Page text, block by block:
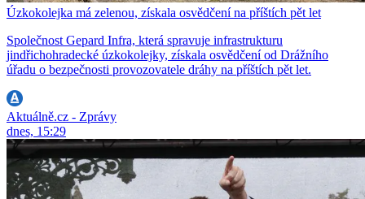
Úzkokolejka má zelenou, získala osvědčení na příštích pět let
Společnost Gepard Infra, která spravuje infrastrukturu
jindřichohradecké úzkokolejky, získala osvědčení od Drážního
úřadu o bezpečnosti provozovatele dráhy na příštích pět let.
Aktuálně.cz - Zprávy
dnes, 15:29